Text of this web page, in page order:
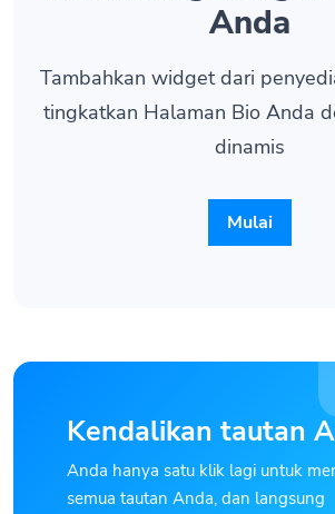
Anda
Tambahkan widget dari
tingkatkan Halaman Bio Anda
dinamis
Mulai
Kendalikan tautan
Anda hanya satu klik lagi untuk
semua tautan Anda, dan langsung